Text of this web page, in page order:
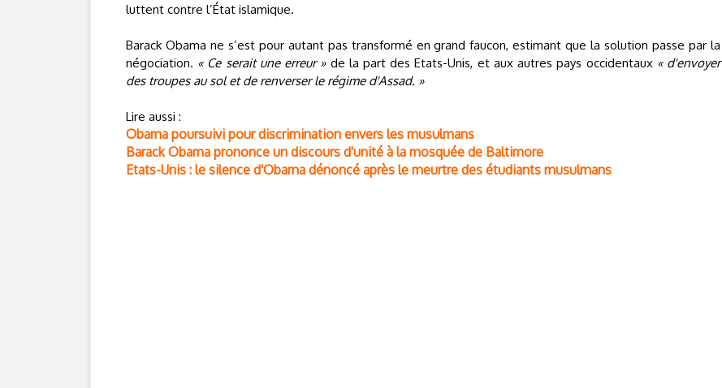
luttent contre l’État islamique.
Barack Obama ne s’est pour autant pas transformé en grand faucon, estimant que la solution passe par la
négociation. « Ce serait une erreur »de la part des Etats-Unis, et aux autres pays occidentaux « d'envoyer
des troupes au sol et de renverser le régime d'Assad. »
Lire aussi :
Obama poursuivi pour discrimination envers les musulmans
Barack Obama prononce un discours d'unité à la mosquée de Baltimore
Etats-Unis : le silence d'Obama dénoncé après le meurtre des étudiants musulmans